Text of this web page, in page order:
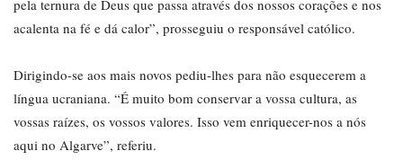
pela ternura de Deus que passa através dos nossos corações e nos
acalenta na fé e dá calor”, prosseguiu o responsável católico.
Dirigindo-se aos mais novos pediu-lhes para não esquecerem a
língua ucraniana. “É muito bom conservar a vossa cultura, as
vossas raízes, os vossos valores. Isso vem enriquecer-nos a nós
aqui no Algarve”, referiu.